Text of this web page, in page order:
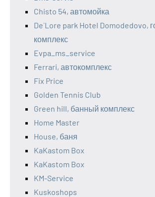
Chisto 54, автомойка
De`Lore park Hotel Domodedovo,
комплекс
Evpa_ms_service
Ferrari, автокомплекс
Fix Price
Golden Tennis Club
Green hill, банный комплекс
Home Master
House, баня
KaKastom Box
KaKastom Box
KM-Service
Kuskoshops